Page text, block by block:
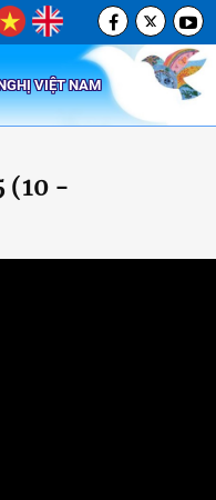
VIỆT NAM
(10 -